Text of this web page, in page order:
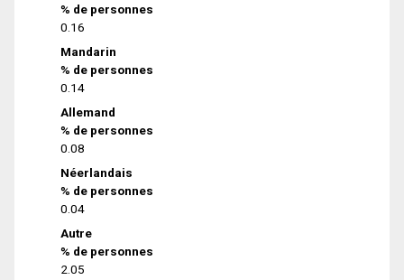
% de personnes
0.16
Mandarin
% de personnes
0.14
Allemand
% de personnes
0.08
Néerlandais
% de personnes
0.04
Autre
% de personnes
2.05